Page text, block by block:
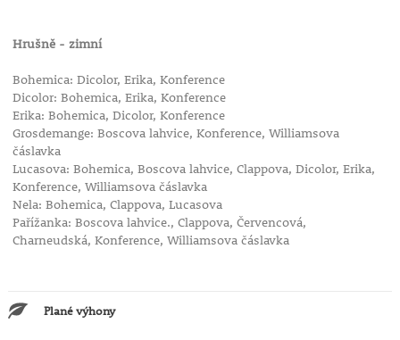
Hrušně - zimní
Bohemica: Dicolor, Erika, Konference
Dicolor: Bohemica, Erika, Konference
Erika: Bohemica, Dicolor, Konference
Grosdemange: Boscova lahvice, Konference, Williamsova
čáslavka
Lucasova: Bohemica, Boscova lahvice, Clappova, Dicolor, Erika,
Konference, Williamsova čáslavka
Nela: Bohemica, Clappova, Lucasova
Pařížanka: Boscova lahvice., Clappova, Červencová,
Charneudská, Konference, Williamsova čáslavka
Plané výhony